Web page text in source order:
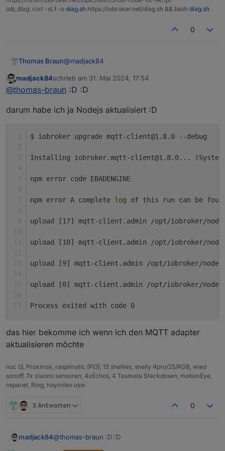
     10.19.0~dfsg-3ubuntu1.6 500
500 http://de.archive.ubuntu.com/
Nothing to do - Your installation is using
iob_diag: curl -sLf -o diag.sh https://iobroker.net/diag.sh && bash diag.sh
0
Thomas Braun@madjack84
Update die Antiquitätensammlung bei den
Adaptern...
Offline
madjack84schrieb am 31. Mai 2024, 17:54
zuletzt editiert von
@thomas-braun :D :D
darum habe ich ja Nodejs aktualisiert :D
$ iobroker upgrade mqtt-client@1.8.0 --debug
Installing iobroker.mqtt-client@1.8.0...
npm error code EBADENGINE
npm error A complete log of this run can be
upload [17] mqtt-client.admin /opt/iobroker/
upload [10] mqtt-client.admin /opt/iobroker/
upload [9] mqtt-client.admin /opt/iobroker/
upload [0] mqtt-client.admin /opt/iobroker/
Process exited with code 0
das hier bekomme ich wenn ich den MQTT adapter
aktualisieren möchte
nuc i3, Proxmox, raspimatic (PI3), 15 shellies, shelly 4pro/25/RGB, wled
sonoff, 7x xiaomi sensoren, 4xEchos, 4 Tasmota Steckdosen, motionEye,
nspanel, Ring, hoymiles usw
3 Antworten 0
madjack84@thomas-braun :D :D